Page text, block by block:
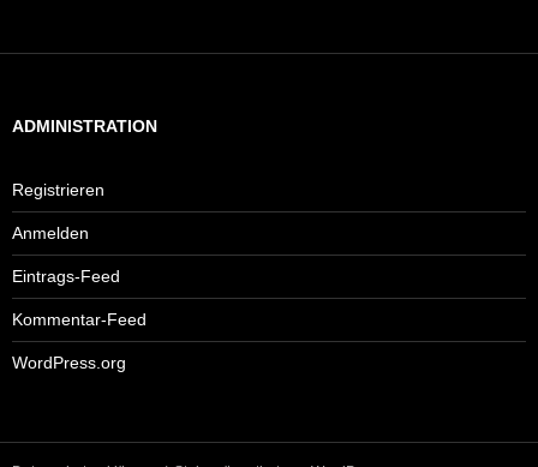
ADMINISTRATION
Registrieren
Anmelden
Eintrags-Feed
Kommentar-Feed
WordPress.org